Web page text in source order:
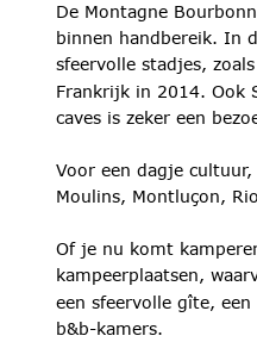
De Montagne
binnen handbereik. In
sfeervolle stadjes,
Frankrijk in 2014. Ook
caves is zeker een
Voor een dagje
Moulins, Montluçon,
Of je nu komt
kampeerplaatsen,
een sfeervolle gîte,
b&b-kamers.